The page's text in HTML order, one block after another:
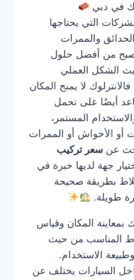
في دبي
أهم الشركات التي يحتاجها
والممرات
أصبح من أفضل حلول
الشكل العملي
لا يمنح المكان
أيضًا على تحمل
المستمر،
أو الأحواش أو الممرات
عن سعر تركيب
جهة لديها خبرة في
بطريقة صحيحة
طويلة.
بمعاينة المكان وقياس
المناسب من حيث
الاستخدام.
السيارات يختلف عن